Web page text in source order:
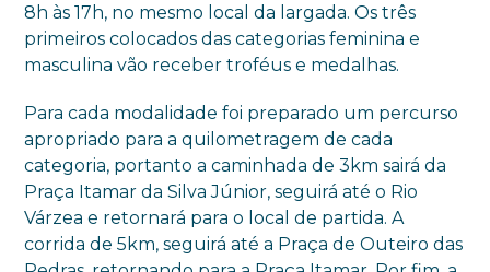
8h às 17h, no mesmo local da largada. Os três
primeiros colocados das categorias feminina e
masculina vão receber troféus e medalhas.
Para cada modalidade foi preparado um percurso
apropriado para a quilometragem de cada
categoria, portanto a caminhada de 3km sairá da
Praça Itamar da Silva Júnior, seguirá até o Rio
Várzea e retornará para o local de partida. A
corrida de 5km, seguirá até a Praça de Outeiro das